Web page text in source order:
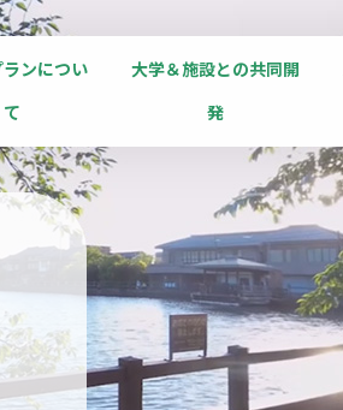
ランについ
て
大学＆施設との共同開
発